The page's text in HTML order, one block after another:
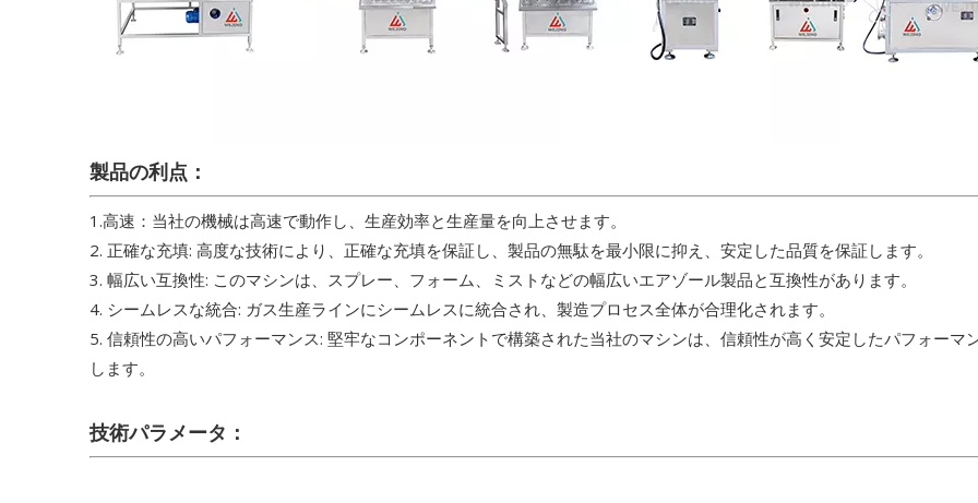
製品の利点：
1.高速：当社の機械は高速で動作し、生産効率と生産量を向上させます。
2. 正確な充填: 高度な技術により、正確な充填を保証し、製品の無駄を最小限に抑え、安定した品質を保証します。
3. 幅広い互換性: このマシンは、スプレー、フォーム、ミストなどの幅広いエアゾール製品と互換性があります。
4. シームレスな統合: ガス生産ラインにシームレスに統合され、製造プロセス全体が合理化されます。
5. 信頼性の高いパフォーマンス: 堅牢なコンポーネントで構築された当社のマシンは、信頼性が高く安定したパフォー
します。
技術パラメータ：